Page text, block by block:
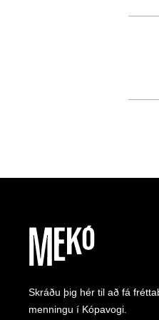
Skráðu þig hér til að fá
menningu í Kópavogi.